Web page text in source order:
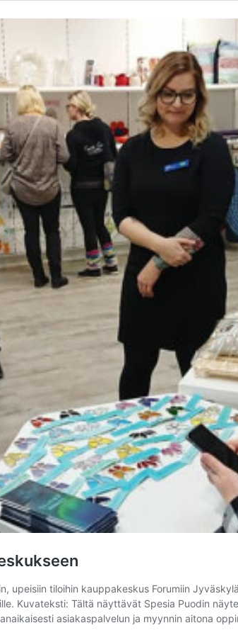
tiloihin kauppakeskus Forumiin
Kuvateksti: Tältä näyttävät Spesia Puodin
asiakaspalvelun ja myynnin aitona